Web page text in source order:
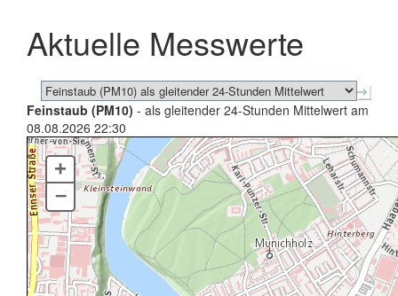
schließen
Aktuelle Messwerte
Feinstaub (PM10) - als gleitender 24-Stunden Mittelwert am
08.08.2026 22:30
+
–